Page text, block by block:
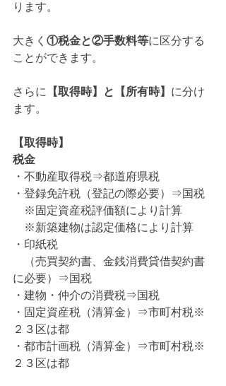
ります。
大きく ①税金と②手数料等に区分する
ことができます。
さらに 【取得時】と【所有時】 に分け
ます。
【取得時】
税金
・不動産取得税⇒都道府県税
・登録免許税（登記の際必要）⇒国税
※固定資産税評価額により計算
※新築建物は認定価格により計算
・印紙税
（売買契約書、金銭消費貸借契約書
に必要）⇒国税
・建物・仲介の消費税⇒国税
・固定資産税（清算金）⇒市町村税※
２３区は都
・都市計画税（清算金）⇒市町村税※
２３区は都